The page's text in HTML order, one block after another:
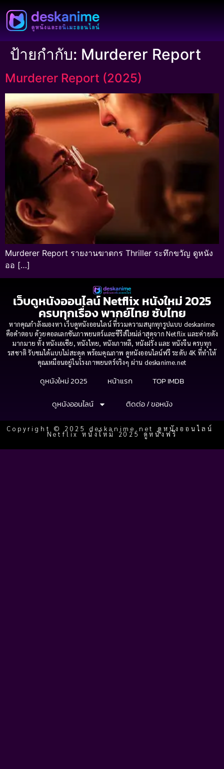
ป้ายกำกับ: Murderer Report
Murderer Report (2025)
Murderer Report รายงานฆาตกร Thriller ระทึกขวัญ ดูหนัง
ออ […]
เว็บดูหนังออนไลน์ Netflix หนังใหม่ 2025
ครบทุกเรื่อง พากย์ไทย ซับไทย
หากคุณกำลังมองหา เว็บดูหนังออนไลน์ ที่รวมความสนุกทุกรูปแบบ deskanime
คือคำตอบ ด้วยคอลเลกชันภาพยนตร์และซีรีส์ใหม่ล่าสุดจาก Netflix และค่ายดัง
มากมาย ทั้ง หนังเอเชีย, หนังไทย, หนังเกาหลี, หนังฝรั่ง และ หนังจีน ครบทุก
รสชาติ รับชมได้แบบไม่สะดุด พร้อมคุณภาพ ดูหนังออนไลน์ฟรี ระดับ 4K ที่ทำให้
คุณเหมือนอยู่ในโรงภาพยนตร์จริงๆ ผ่าน deskanime.net
ดูหนังใหม่ 2025 หน้าแรก
TOP IMDB
ดูหนังออนไลน์
ติดต่อ / ขอหนัง
Copyright © 2025 deskanime.net ดูหนังออนไลน์
Netflix หนังใหม่ 2025 ดูหนังฟรี